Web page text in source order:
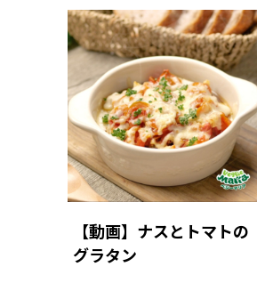
【動画】ナスとトマトの
グラタン